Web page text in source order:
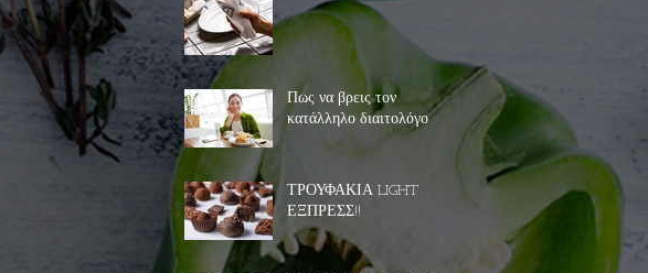
Πως να βρεις τον
κατάλληλο διαιτολόγο
ΤΡΟΥΦΑΚΙΑ LIGHT
ΕΞΠΡΕΣΣ!!